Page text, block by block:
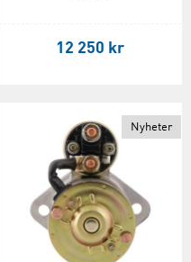
12 250 kr
Nyheter